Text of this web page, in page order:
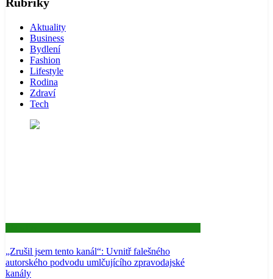
Aktuality
Business
Bydlení
Fashion
Lifestyle
Rodina
Zdraví
Tech
„Zrušil jsem tento kanál“: Uvnitř falešného
autorského podvodu umlčujícího zpravodajské
kanály